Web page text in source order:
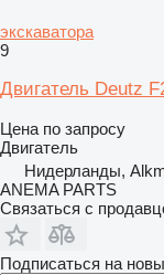
экскаватора
9
Двигатель Deutz
Цена по запросу
Двигатель
Нидерланды,
ANEMA PARTS
Связаться с
Подписаться на